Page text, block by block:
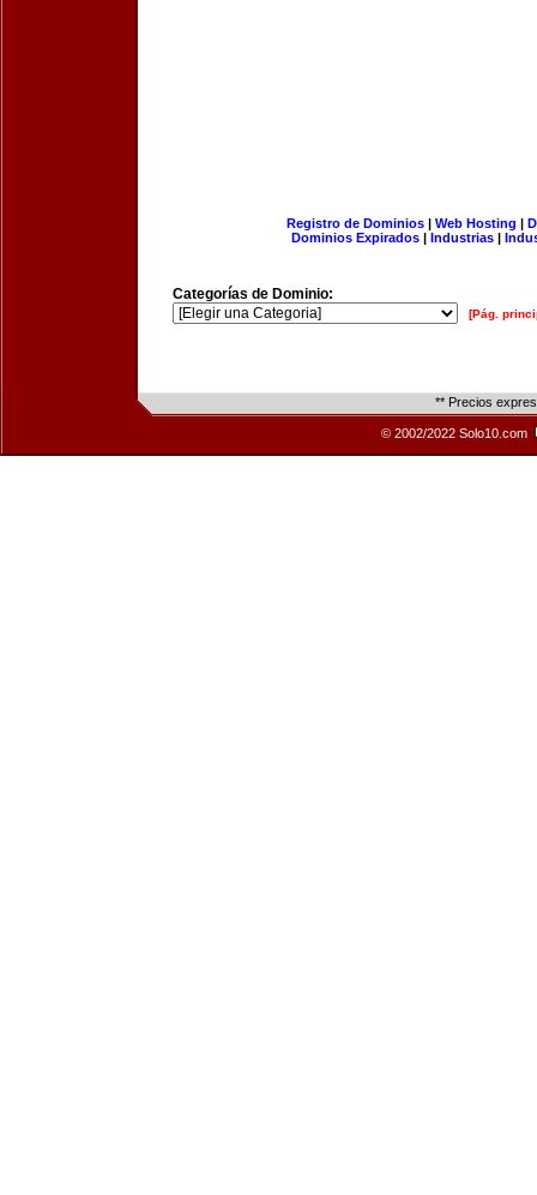
Registro de Dominios| Web Hosting |
Dominios Expirados | Industrias |
Categorías de Dominio:
[Pág.
** Precios
© 2002/2022 Solo10.com